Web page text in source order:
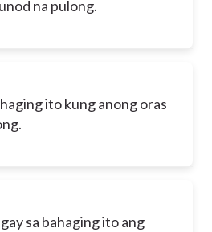
na pulong.
ito kung anong oras
sa bahaging ito ang